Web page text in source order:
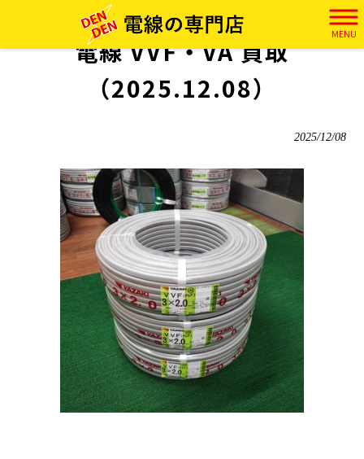
MENU
> 実績 電線 VVF・VA 買取（2025.12.08）
電線 VVF・VA 買取
（2025.12.08）
2025/12/08